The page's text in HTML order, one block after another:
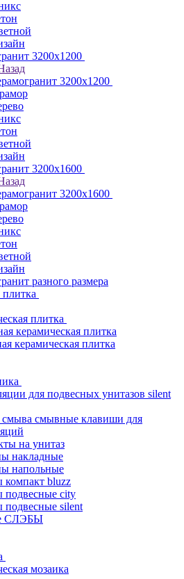
3200х1200
3200х1200
3200х1600
3200х1600
разного размера
плитка
плитка
керамическая плитка
керамическая плитка
для подвесных унитазов silent
смывные клавиши для
на унитаз
накладные
напольные
компакт bluzz
подвесные city
подвесные silent
СЛЭБЫ
мозаика